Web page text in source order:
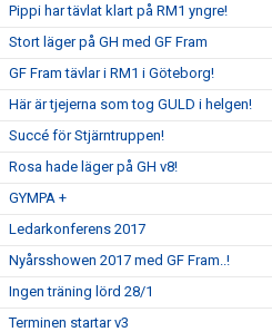
Pippi har tävlat klart på RM1 yngre!
Stort läger på GH med GF Fram
GF Fram tävlar i RM1 i Göteborg!
Här är tjejerna som tog GULD i helgen!
Succé för Stjärntruppen!
Rosa hade läger på GH v8!
GYMPA +
Ledarkonferens 2017
Nyårsshowen 2017 med GF Fram..!
Ingen träning lörd 28/1
Terminen startar v3